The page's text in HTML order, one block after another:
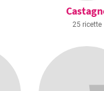
25 ricette